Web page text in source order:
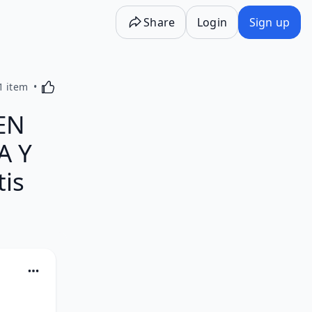
Share Login Sign up
item Activating this element will cause content on the
Y